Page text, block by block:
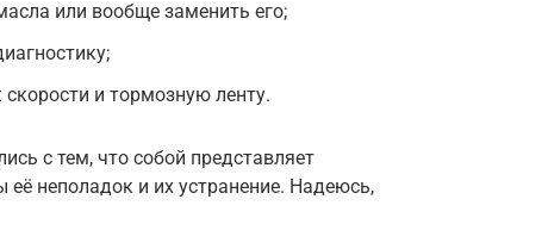
или вообще заменить его;
скорости и тормозную ленту.
с тем, что собой представляет
неполадок и их устранение. Надеюсь,